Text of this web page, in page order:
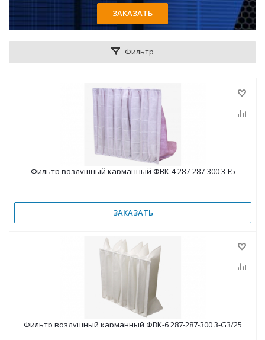
ЗАКАЗАТЬ
Фильтр
Фильтр воздушный карманный ФВК-4 287-287-300 3-F5
ЗАКАЗАТЬ
Фильтр воздушный карманный ФВК-6 287-287-300 3-G3/25